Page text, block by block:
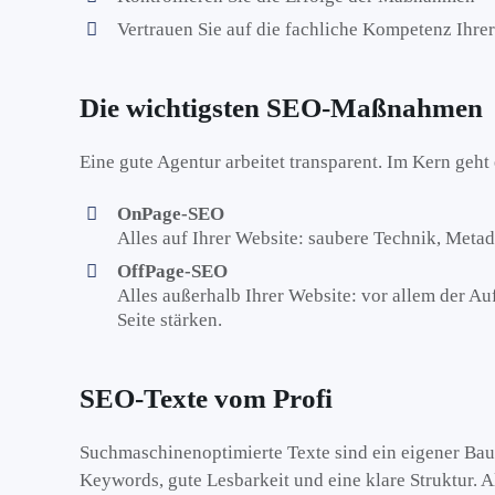
Vertrauen Sie auf die fachliche Kompetenz
Die wichtigsten SEO-Maßnahmen
Eine gute Agentur arbeitet transparent. Im Kern
OnPage-SEO
Alles auf Ihrer Website: saubere Technik,
OffPage-SEO
Alles außerhalb Ihrer Website: vor allem der
Seite stärken.
SEO-Texte vom Profi
Suchmaschinenoptimierte Texte sind ein eigener
Keywords, gute Lesbarkeit und eine klare Struktur.